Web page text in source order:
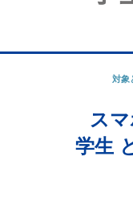
対象
ス
学生